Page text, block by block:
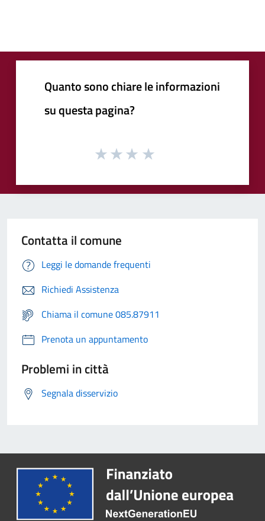
Quanto sono chiare le informazioni
su questa pagina?
Contatta il comune
Leggi le domande frequenti
Richiedi Assistenza
Chiama il comune 085.87911
Prenota un appuntamento
Problemi in città
Segnala disservizio